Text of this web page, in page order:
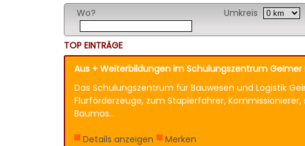
Wo?
Umkreis
TOP EINTRÄGE
Aus + Weiterbildungen im Schulungszentrum
Das Schulungszentrum für Bauwesen und Logistik
Flurförderzeuge, zum Staplerfahrer, Kommissionierer,
Baumas...
Details anzeigen Merken